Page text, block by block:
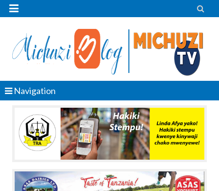
 
Navigation